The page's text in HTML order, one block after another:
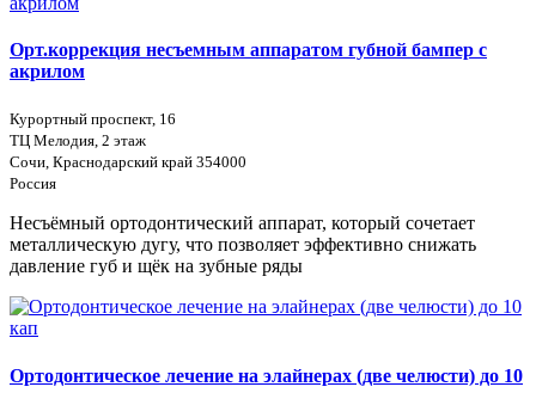
Орт.коррекция несъемным аппаратом губной бампер с
акрилом
Курортный проспект, 16
ТЦ Мелодия, 2 этаж
Сочи, Краснодарский край 354000
Россия
Несъёмный ортодонтический аппарат, который сочетает
металлическую дугу, что позволяет эффективно снижать
давление губ и щёк на зубные ряды
Ортодонтическое лечение на элайнерах (две челюсти) до 10